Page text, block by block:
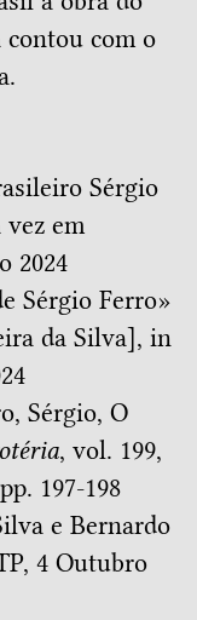
contou com o
.
Sérgio
em
2024
Sérgio Ferro»
da Silva], in
Sérgio, O
, vol. 199,
197-198
e Bernardo
4 Outubro